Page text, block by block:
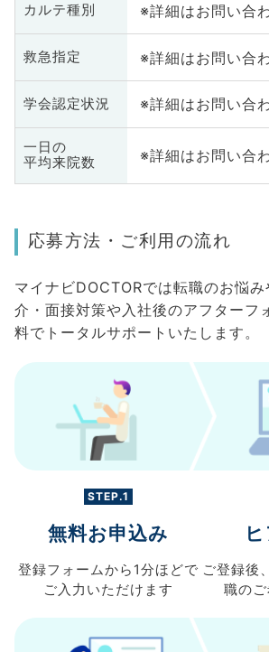
カルテ種別 ※詳細はお問い合
救急指定 ※詳細はお問い合
学会認定状況 ※詳細はお問い合
一日の
平均来院数
※詳細はお問い合
応募方法・ご利用の流れ
マイナビDOCTORでは転職のお悩
介・面接対策や入社後のアフターフ
料でトータルサポートいたします。
STEP.1
無料お申込み
登録フォームから 1分ほどで
ご入力 いただけます
ご登録後、
職の